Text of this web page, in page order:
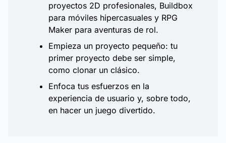
proyectos 2D profesionales, Buildbox
para móviles hipercasuales y RPG
Maker para aventuras de rol.
Empieza un proyecto pequeño: tu
primer proyecto debe ser simple,
como clonar un clásico.
Enfoca tus esfuerzos en la
experiencia de usuario y, sobre todo,
en hacer un juego divertido.